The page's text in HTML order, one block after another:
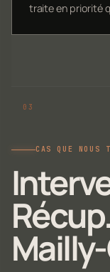
traite en priorité
CAS QUE NOUS